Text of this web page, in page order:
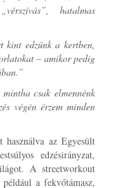
hatalmas
kint edzünk a kertben,
– amikor pedig
csak elmennénk
végén érzem minden
az Egyesült
edzésirányzat,
A streetworkout
a fekvőtámasz,